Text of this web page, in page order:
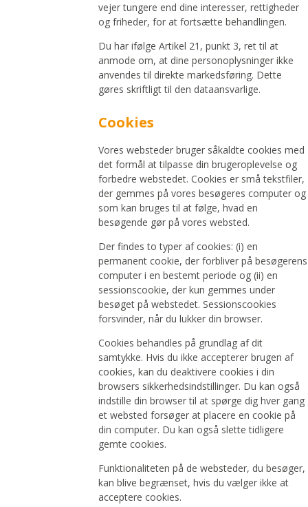
vejer tungere end dine interesser, rettigheder
og friheder, for at fortsætte behandlingen.
Du har ifølge Artikel 21, punkt 3, ret til at
anmode om, at dine personoplysninger ikke
anvendes til direkte markedsføring. Dette
gøres skriftligt til den dataansvarlige.
Cookies
Vores websteder bruger såkaldte cookies med
det formål at tilpasse din brugeroplevelse og
forbedre webstedet. Cookies er små tekstfiler,
der gemmes på vores besøgeres computer og
som kan bruges til at følge, hvad en
besøgende gør på vores websted.
Der findes to typer af cookies: (i) en
permanent cookie, der forbliver på besøgerens
computer i en bestemt periode og (ii) en
sessionscookie, der kun gemmes under
besøget på webstedet. Sessionscookies
forsvinder, når du lukker din browser.
Cookies behandles på grundlag af dit
samtykke. Hvis du ikke accepterer brugen af
cookies, kan du deaktivere cookies i din
browsers sikkerhedsindstillinger. Du kan også
indstille din browser til at spørge dig hver gang
et websted forsøger at placere en cookie på
din computer. Du kan også slette tidligere
gemte cookies.
Funktionaliteten på de websteder, du besøger,
kan blive begrænset, hvis du vælger ikke at
acceptere cookies.